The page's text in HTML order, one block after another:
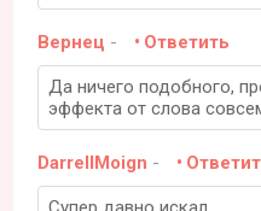
Вернец - Ответить
Да ничего подобного,
эффекта от слова
DarrellMoign -